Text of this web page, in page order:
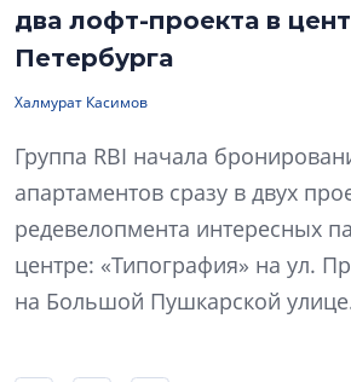
два лофт-проекта в
Петербурга
Халмурат Касимов
Группа RBI начала
апартаментов сразу в двух
редевелопмента интересных
центре: «Типография» на ул.
на Большой Пушкарской